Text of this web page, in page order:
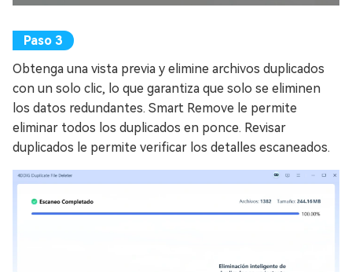
Obtenga una vista previa y elimine archivos duplicados
con un solo clic, lo que garantiza que solo se eliminen
los datos redundantes. Smart Remove le permite
eliminar todos los duplicados en ponce. Revisar
duplicados le permite verificar los detalles escaneados.